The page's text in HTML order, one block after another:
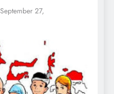
September 27,